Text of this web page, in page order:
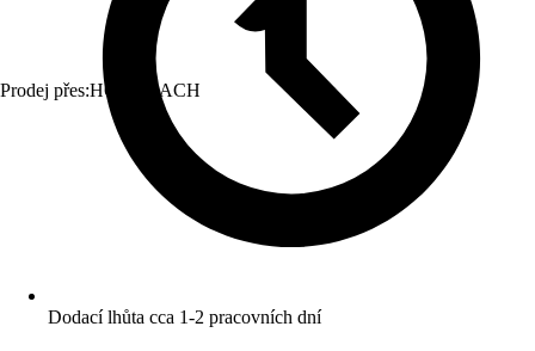
Prodej přes:HORNBACH
Dodací lhůta cca 1-2 pracovních dní